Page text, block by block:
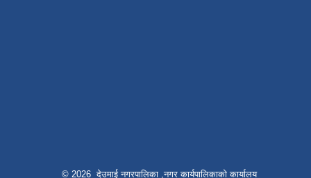
© 2026 देउमाई नगरपालिका ,नगर कार्यपालिकाको कार्यालय